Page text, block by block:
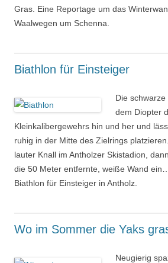
Gras. Eine Reportage um das
Waalwegen um Schenna.
Biathlon für Einsteiger
Die
dem Diopter
Kleinkalibergewehrs hin und her und
ruhig in der Mitte des Zielrings
lauter Knall im Antholzer Skistadion,
die 50 Meter entfernte, weiße Wand
Biathlon für Einsteiger in Antholz.
Wo im Sommer die Yaks
Neugierig